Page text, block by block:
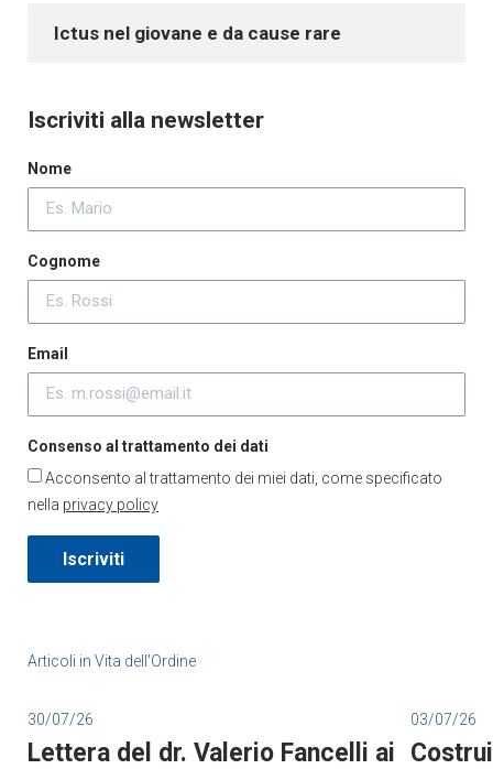
Ictus nel giovane e da cause rare
Iscriviti alla newsletter
Nome
Cognome
Email
Consenso al trattamento dei dati
Acconsento al trattamento dei miei dati, come specificato
nella privacy policy
Iscriviti
Articoli in Vita dell'Ordine
30/07/26
Lettera del dr. Valerio Fancelli ai
03/07/26